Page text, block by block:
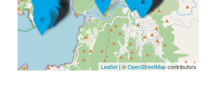
Leaflet| ©OpenStreetMapcontributors